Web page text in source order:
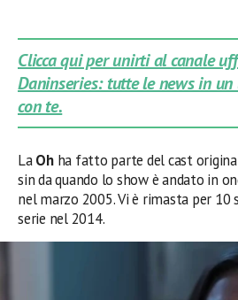
Clicca qui per unirti al canale
Daninseries: tutte le news in
con te.
LaOhha fatto parte del cast
sin da quando lo show è andato in
nel marzo 2005. Vi è rimasta per 10
serie nel 2014.